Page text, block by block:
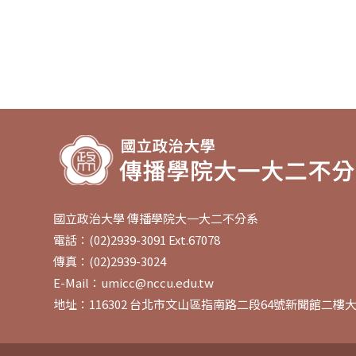
國立政治大學 傳播學院大一大二不分系
電話：(02)2939-3091 Ext.67078
傳真：(02)2939-3024
E-Mail：umicc@nccu.edu.tw
地址：116302 台北市文山區指南路二段64號新聞館二樓